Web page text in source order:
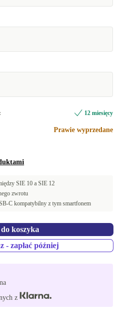
12 miesięcy
Prawie wyprzedane
SIE 10 a SIE 12
zwrotu
C kompatybilny z tym smartfonem
koszyka
- zapłać później
z